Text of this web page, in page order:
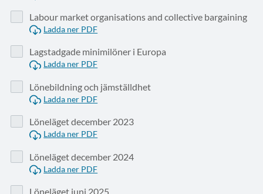
Labour market organisations and collective bargaining
Ladda ner PDF
Lagstadgade minimilöner i Europa
Ladda ner PDF
Lönebildning och jämställdhet
Ladda ner PDF
Löneläget december 2023
Ladda ner PDF
Löneläget december 2024
Ladda ner PDF
Löneläget juni 2025